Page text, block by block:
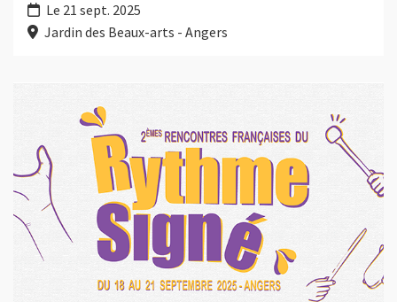
Le 21 sept. 2025
Jardin des Beaux-arts - Angers
Plus d'information sur l'évènement : Big Orchestra en concert